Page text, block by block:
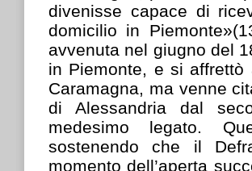
divenisse capace di
domicilio in
avvenuta nel giugno del
in Piemonte, e si
Caramagna, ma venne
di Alessandria dal
medesimo legato.
sostenendo che il
momento dell’aperta